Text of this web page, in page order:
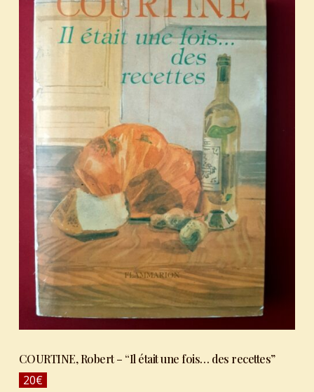
COURTINE, Robert – “Il était une fois… des recettes”
20€